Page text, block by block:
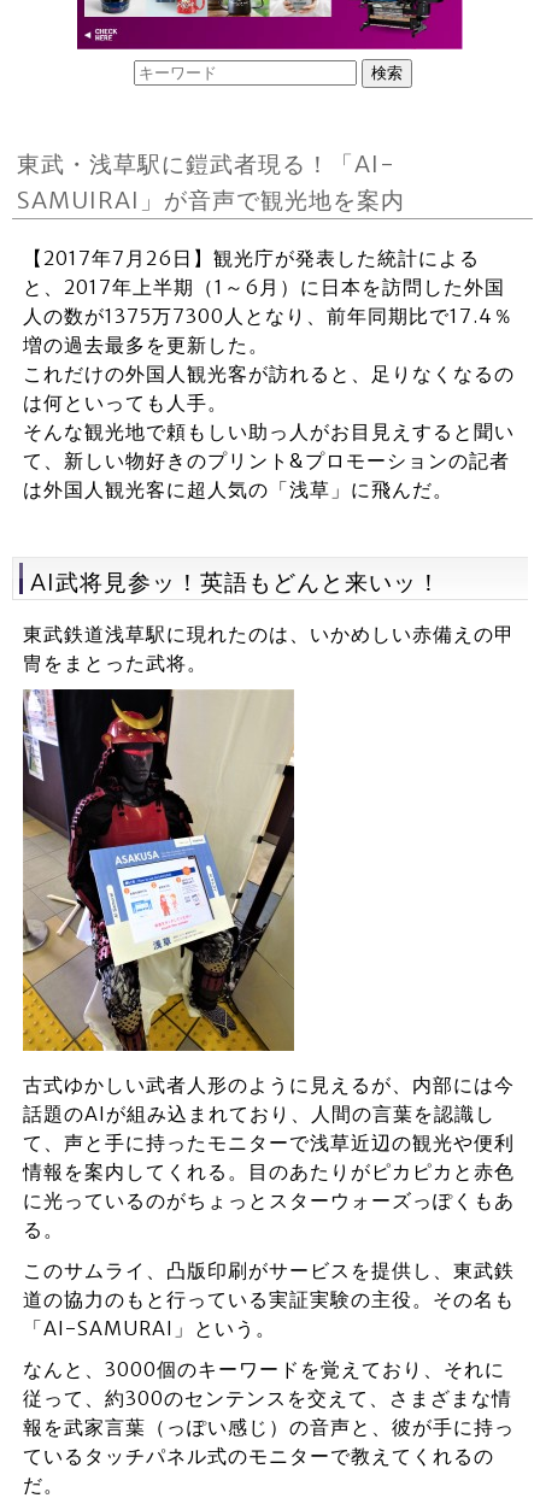
東武・浅草駅に鎧武者現る！「AI-
SAMUIRAI」が音声で観光地を案内
【2017年7月26日】観光庁が発表した統計による
と、2017年上半期（1～6月）に日本を訪問した外国
人の数が1375万7300人となり、前年同期比で17.4％
増の過去最多を更新した。
これだけの外国人観光客が訪れると、足りなくなるの
は何といっても人手。
そんな観光地で頼もしい助っ人がお目見えすると聞い
て、新しい物好きのプリント&プロモーションの記者
は外国人観光客に超人気の「浅草」に飛んだ。
AI武将見参ッ！英語もどんと来いッ！
東武鉄道浅草駅に現れたのは、いかめしい赤備えの甲
冑をまとった武将。
古式ゆかしい武者人形のように見えるが、内部には今
話題のAIが組み込まれており、人間の言葉を認識し
て、声と手に持ったモニターで浅草近辺の観光や便利
情報を案内してくれる。目のあたりがピカピカと赤色
に光っているのがちょっとスターウォーズっぽくもあ
る。
このサムライ、凸版印刷がサービスを提供し、東武鉄
道の協力のもと行っている実証実験の主役。その名も
「AI-SAMURAI」という。
なんと、3000個のキーワードを覚えており、それに
従って、約300のセンテンスを交えて、さまざまな情
報を武家言葉（っぽい感じ）の音声と、彼が手に持っ
ているタッチパネル式のモニターで教えてくれるの
だ。